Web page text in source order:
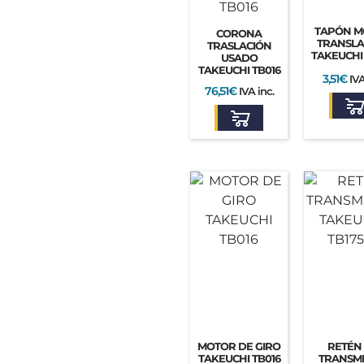
CORONA
TRASLACIÓN
USADO
TAKEUCHI TB016
76,51€ IVA inc.
TAPÓN
3,51€
MOTOR DE GIRO
TAKEUCHI TB016